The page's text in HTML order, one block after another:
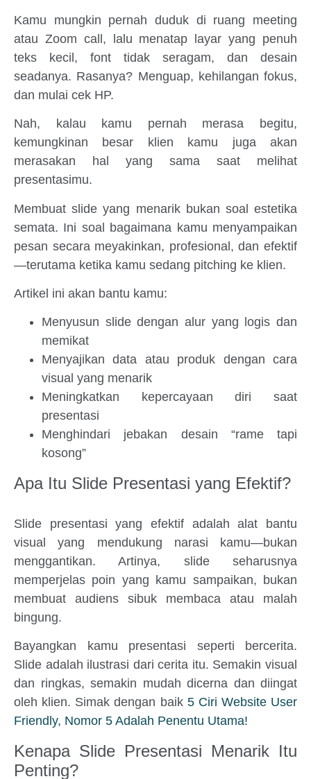
Kamu mungkin pernah duduk di ruang meeting
atau Zoom call, lalu menatap layar yang penuh
teks kecil, font tidak seragam, dan desain
seadanya. Rasanya? Menguap, kehilangan fokus,
dan mulai cek HP.
Nah, kalau kamu pernah merasa begitu,
kemungkinan besar klien kamu juga akan
merasakan hal yang sama saat melihat
presentasimu.
Membuat slide yang menarik bukan soal estetika
semata. Ini soal bagaimana kamu menyampaikan
pesan secara meyakinkan, profesional, dan efektif
—terutama ketika kamu sedang pitching ke klien.
Artikel ini akan bantu kamu:
Menyusun slide dengan alur yang logis dan
memikat
Menyajikan data atau produk dengan cara
visual yang menarik
Meningkatkan kepercayaan diri saat
presentasi
Menghindari jebakan desain “rame tapi
kosong”
Apa Itu Slide Presentasi yang Efektif?
Slide presentasi yang efektif adalah alat bantu
visual yang mendukung narasi kamu—bukan
menggantikan. Artinya, slide seharusnya
memperjelas poin yang kamu sampaikan, bukan
membuat audiens sibuk membaca atau malah
bingung.
Bayangkan kamu presentasi seperti bercerita.
Slide adalah ilustrasi dari cerita itu. Semakin visual
dan ringkas, semakin mudah dicerna dan diingat
oleh klien. Simak dengan baik 5 Ciri Website User
Friendly, Nomor 5 Adalah Penentu Utama!
Kenapa Slide Presentasi Menarik Itu
Penting?